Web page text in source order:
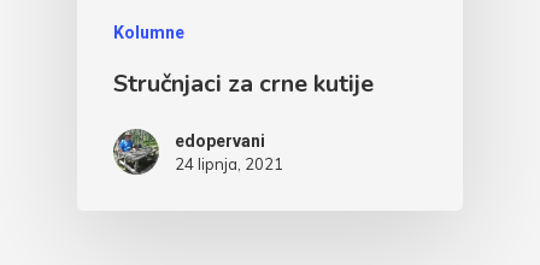
Kolumne
Stručnjaci za crne kutije
edopervani
24 lipnja, 2021